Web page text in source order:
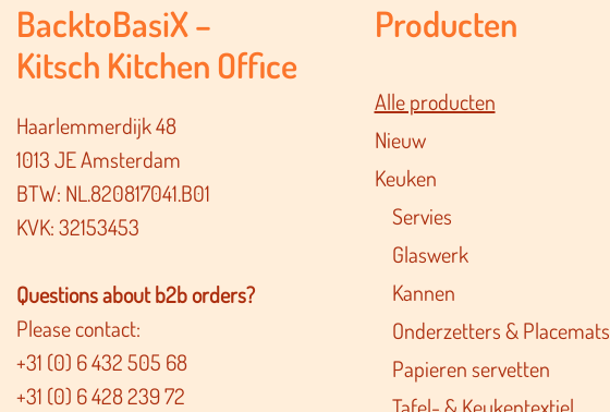
BacktoBasiX –
Kitsch Kitchen Office
Haarlemmerdijk 48
1013 JE Amsterdam
BTW: NL.820817041.B01
KVK: 32153453
Questions about b2b orders?
Please contact:
+31 (0) 6 432 505 68
+31 (0) 6 428 239 72
Producten
Alle producten
Nieuw
Keuken
Servies
Glaswerk
Kannen
Onderzetters & Placemats
Papieren servetten
Tafel- & Keukentextiel